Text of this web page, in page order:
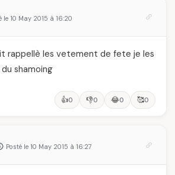
le 10 May 2015 à 16:20
rappellè les vetement de fete je les
shamoing
👍0 👎0 😂0 🥰0
Posté le 10 May 2015 à 16:27